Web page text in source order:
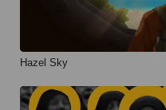
Hazel Sky